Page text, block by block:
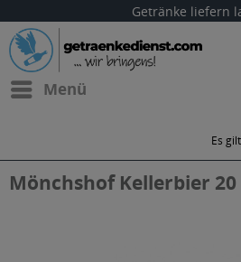
Getränke liefern
Menü
Es
Mönchshof Kellerbier 20